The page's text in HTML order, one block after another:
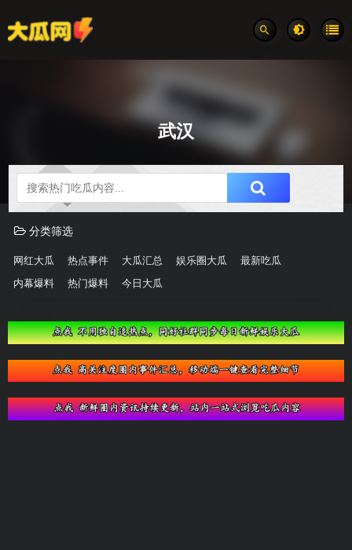
武汉
吃瓜分类速览
分类筛选
网红大瓜 热点事件 大瓜汇总 娱乐圈大瓜 最新吃瓜
内幕爆料 热门爆料 今日大瓜